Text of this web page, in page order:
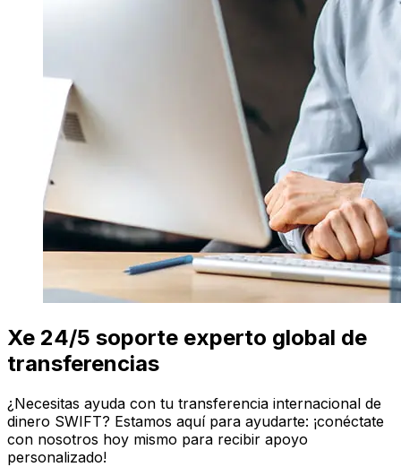
Xe 24/5 soporte experto global de
transferencias
¿Necesitas ayuda con tu transferencia internacional de
dinero SWIFT? Estamos aquí para ayudarte: ¡conéctate
con nosotros hoy mismo para recibir apoyo
personalizado!